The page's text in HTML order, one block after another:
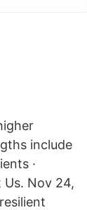
include
·
Us. Nov 24,